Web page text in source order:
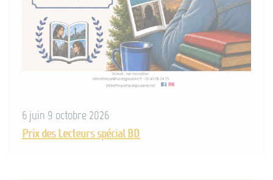
6 juin 9 octobre 2026
Prix des Lecteurs spécial BD